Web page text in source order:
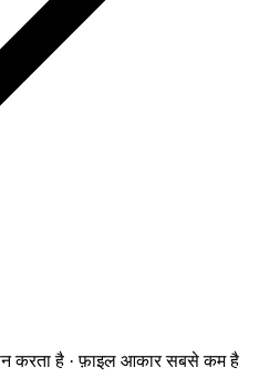
करता है · फ़ाइल आकार सबसे कम है